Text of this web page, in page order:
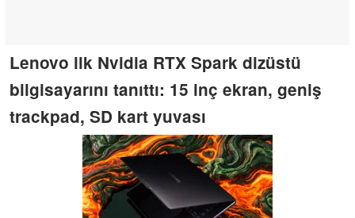
Lenovo ilk Nvidia RTX Spark dizüstü
bilgisayarını tanıttı: 15 inç ekran, geniş
trackpad, SD kart yuvası